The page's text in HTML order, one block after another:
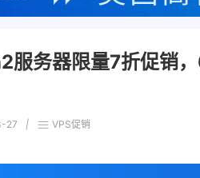
服务器限量7折促
27 | VPS促销